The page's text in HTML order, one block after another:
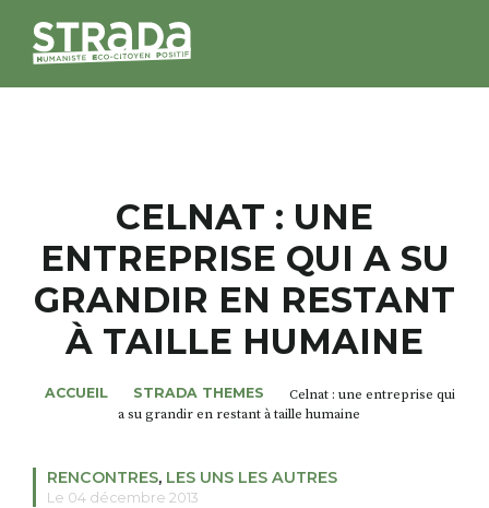
MAGAZINES
NOS THÈMES
STRADA’DATES
ALTER STRADA
CELNAT : UNE
ENTREPRISE QUI A SU
GRANDIR EN RESTANT
À TAILLE HUMAINE
ACCUEIL STRADA THEMES
Celnat : une entreprise qui
a su grandir en restant à taille humaine
RENCONTRES, LES UNS LES AUTRES
Le 04 décembre 2013